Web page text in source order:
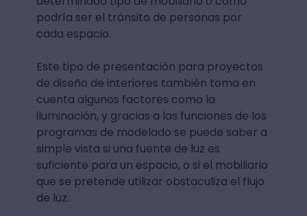
podría ser el tránsito de personas por
cada espacio.
Este tipo de presentación para proyectos
de diseño de interiores también toma en
cuenta algunos factores como la
iluminación, y gracias a las funciones de los
programas de modelado se puede saber a
simple vista si una fuente de luz es
suficiente para un espacio, o si el mobiliario
que se pretende utilizar obstaculiza el flujo
de luz.